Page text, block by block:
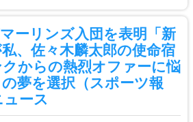
ーリンズ入団を表明「新
、佐々木麟太郎の使命宿
からの熱烈オファーに悩
夢を選択（スポーツ報
ース